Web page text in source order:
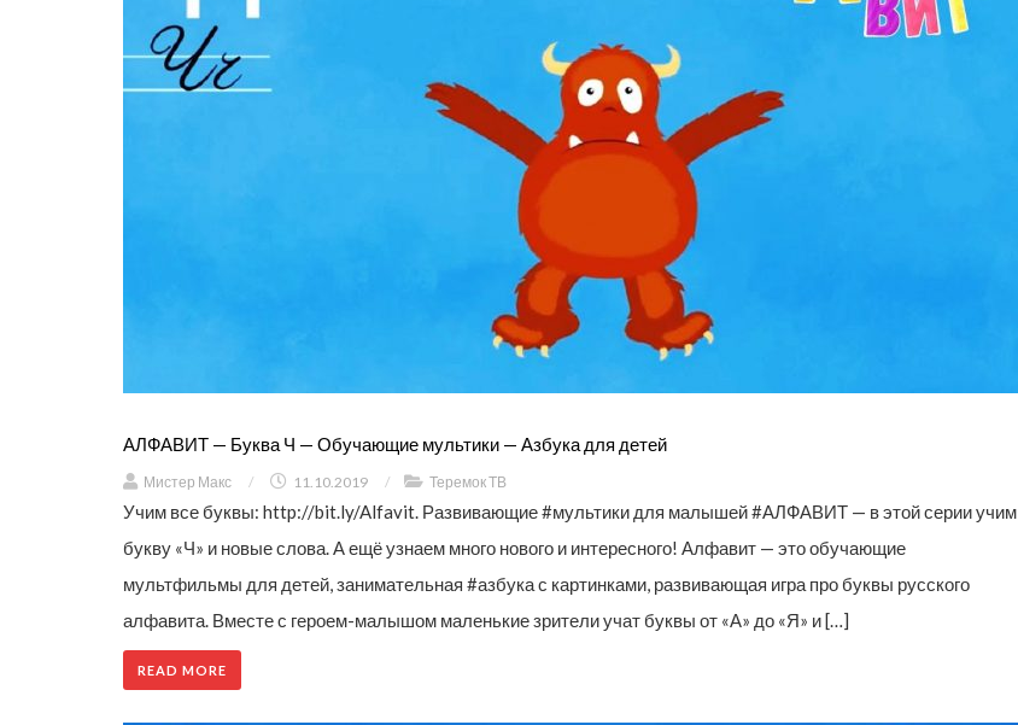
АЛФАВИТ — Буква Ч — Обучающие мультики — Азбука для детей
Мистер Макс / 11.10.2019 / Теремок ТВ
Учим все буквы: http://bit.ly/Alfavit. Развивающие #мультики для малышей #АЛФАВИТ — в этой серии учим
букву «Ч» и новые слова. А ещё узнаем много нового и интересного! Алфавит — это обучающие
мультфильмы для детей, занимательная #азбука с картинками, развивающая игра про буквы русского
алфавита. Вместе с героем-малышом маленькие зрители учат буквы от «А» до «Я» и […]
READ MORE